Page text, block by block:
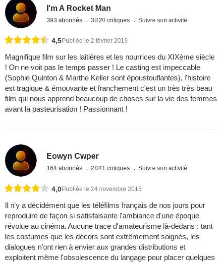
I'm A Rocket Man
393 abonnés 3 820 critiques Suivre son activité
4,5 Publiée le 2 février 2019
Magnifique film sur les laitières et les nourrices du XIXème siècle
! On ne voit pas le temps passer ! Le casting est impeccable
(Sophie Quinton & Marthe Keller sont époustouflantes), l'histoire
est tragique & émouvante et franchement c'est un très très beau
film qui nous apprend beaucoup de choses sur la vie des femmes
avant la pasteurisation ! Passionnant !
Eowyn Cwper
164 abonnés 2 041 critiques Suivre son activité
4,0Publiée le 24 novembre 2015
Il n'y a décidément que les téléfilms français de nos jours pour
reproduire de façon si satisfaisante l'ambiance d'une époque
révolue au cinéma. Aucune trace d'amateurisme là-dedans : tant
les costumes que les décors sont extrêmement soignés, les
dialogues n'ont rien à envier aux grandes distributions et
exploitent même l'obsolescence du langage pour placer quelques